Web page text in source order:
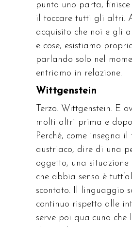
punto uno parta, finisce
il toccare tutti gli altri.
acquisito che noi e gli
e cose, esistiamo
parlando solo nel
entriamo in relazione.
Wittgenstein
Terzo. Wittgenstein. E
molti altri prima e
Perché, come insegna il
austriaco, dire di una
oggetto, una situazione
che abbia senso è
scontato. Il linguaggio
continuo rispetto alle
serve poi qualcuno che